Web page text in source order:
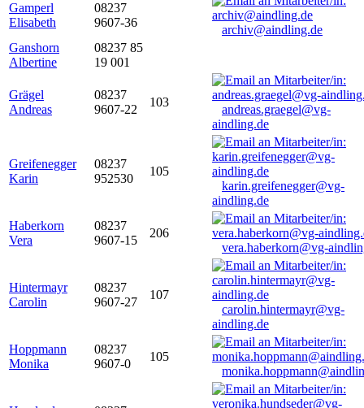
Gamperl
Elisabeth
08237
9607-36
archiv@aindling.de
Ganshorn
Albertine
08237 85
19 001
Grägel
Andreas
08237
9607-22
103
andreas.graegel@vg-
aindling.de
Greifenegger
Karin
08237
952530
105
karin.greifenegger@vg-
aindling.de
Haberkorn
Vera
08237
9607-15
206
vera.haberkorn@vg-
Hintermayr
Carolin
08237
9607-27
107
carolin.hintermayr@vg-
aindling.de
Hoppmann
Monika
08237
9607-0
105